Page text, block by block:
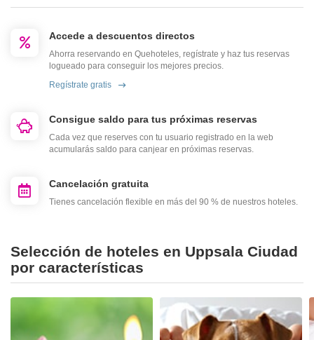
Accede a descuentos directos
Ahorra reservando en Quehoteles, regístrate y haz tus reservas
logueado para conseguir los mejores precios.
Regístrate gratis
Consigue saldo para tus próximas reservas
Cada vez que reserves con tu usuario registrado en la web
acumularás saldo para canjear en próximas reservas.
Cancelación gratuita
Tienes cancelación flexible en más del 90 % de nuestros hoteles.
Selección de hoteles en Uppsala Ciudad
por características